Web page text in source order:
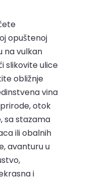
opuštenoj
na vulkan
slikovite ulice
obližnje
vina
otok
sa stazama
ili obalnih
avanturu u
i